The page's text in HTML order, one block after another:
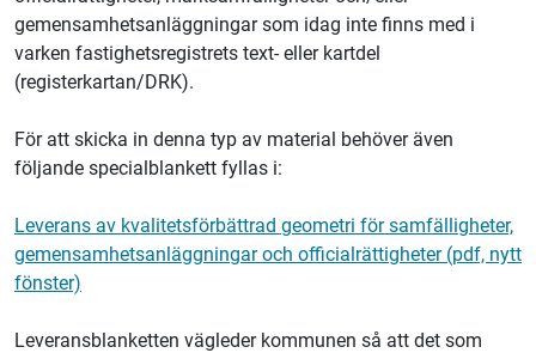
gemensamhetsanläggningar som idag inte finns med i
varken fastighetsregistrets text- eller kartdel
(registerkartan/DRK).
För att skicka in denna typ av material behöver även
följande specialblankett fyllas i:
Leverans av kvalitetsförbättrad geometri för samfälligheter,
gemensamhetsanläggningar och officialrättigheter (pdf, nytt
fönster)
Leveransblanketten vägleder kommunen så att det som